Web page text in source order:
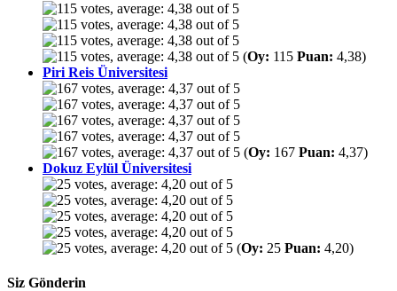
(Oy: 115 Puan: 4,38)
Piri Reis Üniversitesi
(Oy: 167 Puan: 4,37)
Dokuz Eylül Üniversitesi
(Oy: 25 Puan: 4,20)
Siz Gönderin